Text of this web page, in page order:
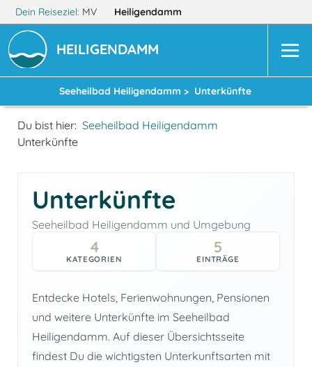
Dein Reiseziel: MV Heiligendamm
HEILIGENDAMM
Seeheilbad Heiligendamm > Unterkünfte
Du bist hier: Seeheilbad Heiligendamm
Unterkünfte
Unterkünfte
Seeheilbad Heiligendamm und Umgebung
4
KATEGORIEN
5
EINTRÄGE
Entdecke Hotels, Ferienwohnungen, Pensionen
und weitere Unterkünfte im Seeheilbad
Heiligendamm. Auf dieser Übersichtsseite
findest Du die wichtigsten Unterkunftsarten mit